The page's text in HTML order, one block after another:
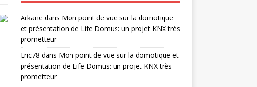
Arkane dans Mon point de vue sur la domotique
et présentation de Life Domus: un projet KNX très
prometteur
Eric78 dans Mon point de vue sur la domotique et
présentation de Life Domus: un projet KNX très
prometteur